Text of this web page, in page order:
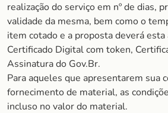
realização do serviço em nº de dias,
validade da mesma, bem como o
item cotado e a proposta deverá
Certificado Digital com token,
Assinatura do Gov.Br.
Para aqueles que apresentarem sua
fornecimento de material, as
incluso no valor do material.